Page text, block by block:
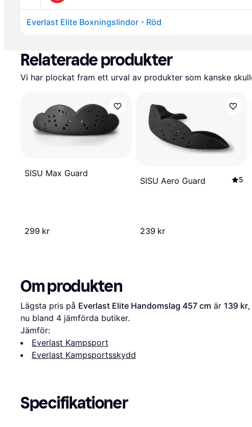
Everlast Elite Boxningslindor - Röd
Relaterade produkter
Vi har plockat fram ett urval av produkter som kanske
SISU Max Guard
299 kr
SISU Aero Guard 5
239 kr
Om produkten
Lägsta pris på Everlast Elite Handomslag 457 cm är 139 kr
nu bland 4 jämförda butiker.
Jämför:
Everlast Kampsport
Everlast Kampsportsskydd
Specifikationer